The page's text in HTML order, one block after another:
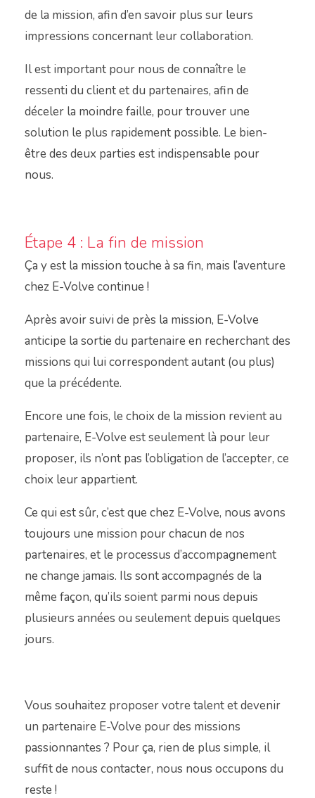
de la mission, afin d’en savoir plus sur leurs
impressions concernant leur collaboration.
Il est important pour nous de connaître le
ressenti du client et du partenaires, afin de
déceler la moindre faille, pour trouver une
solution le plus rapidement possible. Le bien-
être des deux parties est indispensable pour
nous.
Étape 4 : La fin de mission
Ça y est la mission touche à sa fin, mais l’aventure
chez E-Volve continue !
Après avoir suivi de près la mission, E-Volve
anticipe la sortie du partenaire en recherchant des
missions qui lui correspondent autant (ou plus)
que la précédente.
Encore une fois, le choix de la mission revient au
partenaire, E-Volve est seulement là pour leur
proposer, ils n’ont pas l’obligation de l’accepter, ce
choix leur appartient.
Ce qui est sûr, c’est que chez E-Volve, nous avons
toujours une mission pour chacun de nos
partenaires, et le processus d’accompagnement
ne change jamais. Ils sont accompagnés de la
même façon, qu’ils soient parmi nous depuis
plusieurs années ou seulement depuis quelques
jours.
Vous souhaitez proposer votre talent et devenir
un partenaire E-Volve pour des missions
passionnantes ? Pour ça, rien de plus simple, il
suffit de nous contacter, nous nous occupons du
reste !